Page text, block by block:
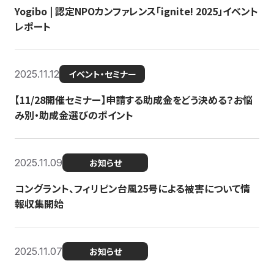
Yogibo | 認定NPOカンファレンス「ignite! 2025」イベント
レポート
2025.11.12 イベント・セミナー
【11/28開催セミナー】申請する助成金をどう決める？お悩
み別・助成金選びのポイント
2025.11.09 お知らせ
コングラント、フィリピン台風25号による被害について情
報収集開始
2025.11.07 お知らせ